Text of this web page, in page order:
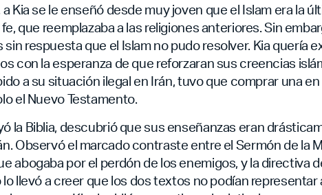
a Kia se le enseñó desde muy joven que el Islam era la
que reemplazaba a las religiones anteriores. Sin
respuesta que el Islam no pudo resolver. Kia quería
con la esperanza de que reforzaran sus creencias
a su situación ilegal en Irán, tuvo que comprar una
el Nuevo Testamento.
la Biblia, descubrió que sus enseñanzas eran
Observó el marcado contraste entre el Sermón de la
abogaba por el perdón de los enemigos, y la directiva
llevó a creer que los dos textos no podían representar